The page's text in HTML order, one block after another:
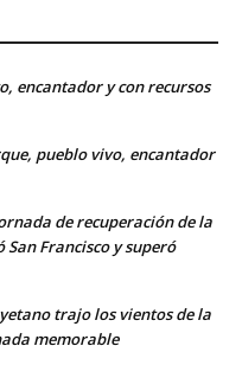
encantador y con recursos
pueblo vivo, encantador
de recuperación de la
San Francisco y superó
trajo los vientos de la
memorable